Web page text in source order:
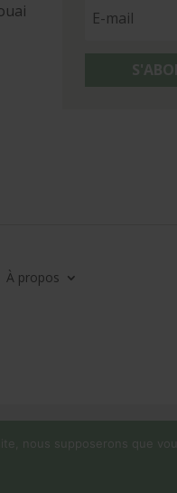
À propos
nous supposerons que